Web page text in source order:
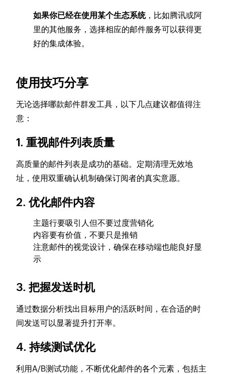
如果你已经在使用某个生态系统，比如腾讯或阿
里的其他服务，选择相应的邮件服务可以获得更
好的集成体验。
使用技巧分享
无论选择哪款邮件群发工具，以下几点建议都值得注
意：
1. 重视邮件列表质量
高质量的邮件列表是成功的基础。定期清理无效地
址，使用双重确认机制确保订阅者的真实意愿。
2. 优化邮件内容
主题行要吸引人但不要过度营销化
内容要有价值，不要只是推销
注意邮件的视觉设计，确保在移动端也能良好显
示
3. 把握发送时机
通过数据分析找出目标用户的活跃时间，在合适的时
间发送可以显著提升打开率。
4. 持续测试优化
利用A/B测试功能，不断优化邮件的各个元素，包括主